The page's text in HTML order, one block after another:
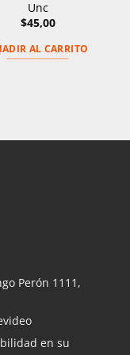
Unc
$45,00
AL CARRITO
Perón 1111,
en su